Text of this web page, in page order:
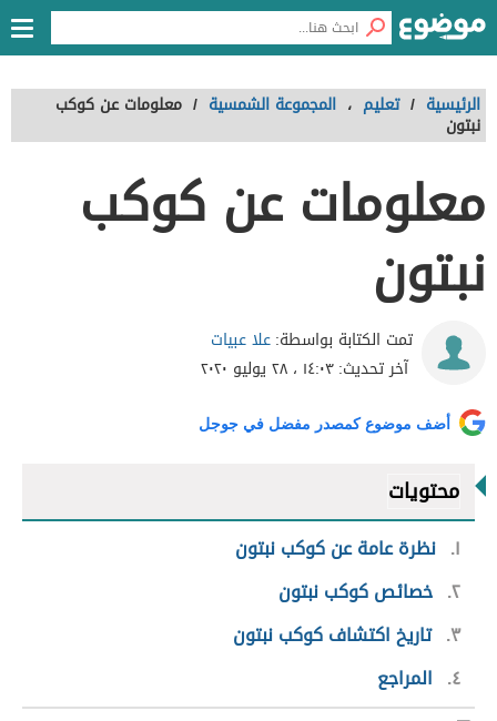
الرئيسية / تعليم ، المجموعة الشمسية / معلومات عن كوكب
نبتون
معلومات عن كوكب
نبتون
تمت الكتابة بواسطة:علا عبيات
آخر تحديث:١٤:٠٣ ، ٢٨ يوليو ٢٠٢٠
أضف موضوع كمصدر مفضل في جوجل
محتويات
١ نظرة عامة عن كوكب نبتون
٢ خصائص كوكب نبتون
٣ تاريخ اكتشاف كوكب نبتون
٤
المراجع